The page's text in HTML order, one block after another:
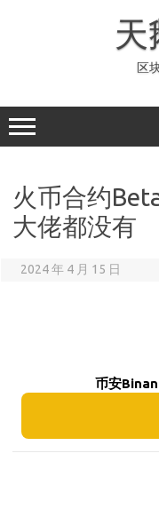
天
区
火币合约
大佬都没有
2024 年 4 月 15 日
币安